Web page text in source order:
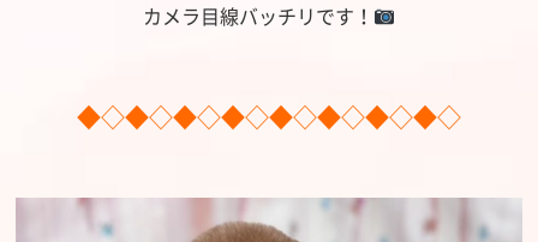
カメラ目線バッチリです！
◆◇◆◇◆◇◆◇◆◇◆◇◆◇◆◇